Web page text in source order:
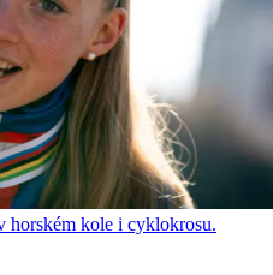
horském kole i cyklokrosu.